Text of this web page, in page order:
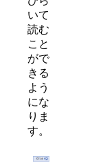
いて
読む
こと
がで
きる
よう
にな
りま
す。